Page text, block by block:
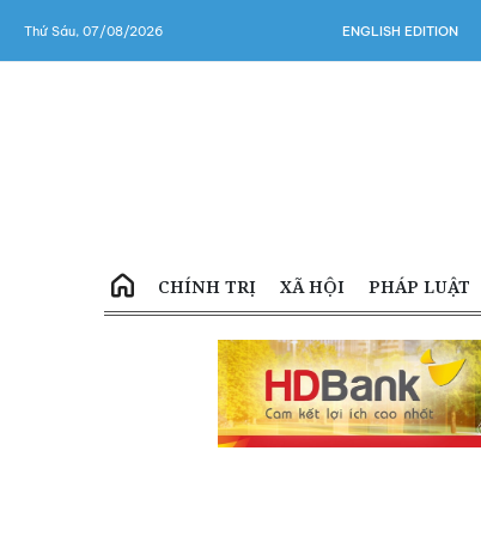
Thứ Sáu, 07/08/2026 ENGLISH EDITION
CHÍNH TRỊ XÃ HỘI PHÁP LUẬT